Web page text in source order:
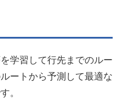
学習して行先までのルー
ートから予測して最適な
。